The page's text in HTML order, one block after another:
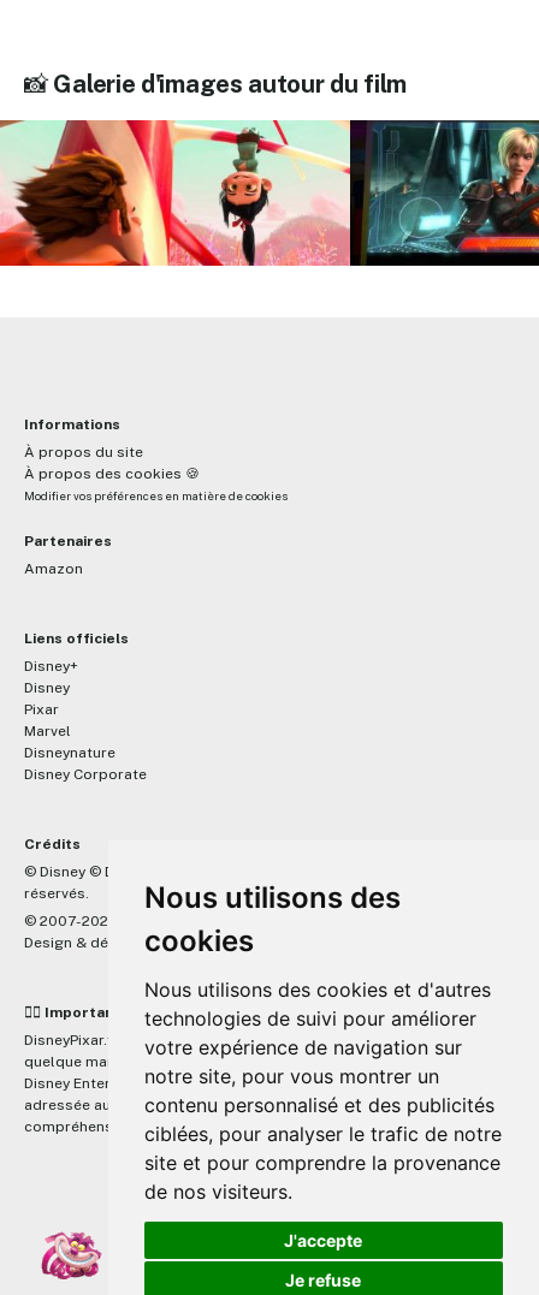
Nous utilisons des
cookies
Nous utilisons des cookies et d'autres
technologies de suivi pour améliorer
votre expérience de navigation sur
notre site, pour vous montrer un
contenu personnalisé et des publicités
ciblées, pour analyser le trafic de notre
site et pour comprendre la provenance
de nos visiteurs.
J'accepte
Je refuse
📸Galerie d'images autour du film
Informations
À propos du site
À propos des cookies 🍪
Modifier vos préférences en matière de cookies
Partenaires
Amazon
Liens officiels
Disney+
Disney
Pixar
Marvel
Disneynature
Disney Corporate
Crédits
© Disney © Disney/Pixar © &
réservés.
© 2007-2026 DisneyPixar.fr
Design & développement : MonsieurPaul
☝🏼 Important
DisneyPixar.fr est un site indépendant et n'est en aucun cas lié de
quelque manière que ce soit avec The Walt Disney Company, Pixar,
Disney Enterprises, Inc ou leurs dérivés ou associés. Toute demande
adressée aux studios Disney ou Pixar sera ignorée. Merci de votre
compréhension.